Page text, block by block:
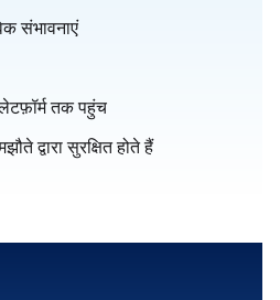
संभावनाएं
तक पहुंच
द्वारा सुरक्षित होते हैं